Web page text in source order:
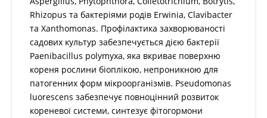
Профілактика захворюваності садових культур
забезпечується дією бактерії Paenibacillus polymyxa,
яка вкриває поверхню кореня рослини біоплікою,
непроникною для патогенних форм мікроорганізмів.
Pseudomonas luorescens забезпечує повноцінний
розвиток кореневої системи, синтезує фітогормони
ауксини, які сприяють швидкому збільшенню площі
підземної частини рослини, а отже – покращують її